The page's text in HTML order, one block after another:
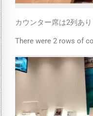
カウンター席は2列あり
There were 2 rows of